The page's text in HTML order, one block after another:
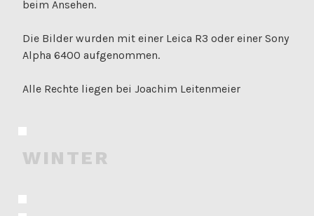
beim Ansehen.
Die Bilder wurden mit einer Leica R3 oder einer Sony
Alpha 6400 aufgenommen.
Alle Rechte liegen bei Joachim Leitenmeier
WINTER